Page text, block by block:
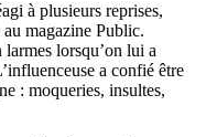
à plusieurs reprises,
magazine Public.
lorsqu’on lui a
a confié être
: moqueries, insultes,